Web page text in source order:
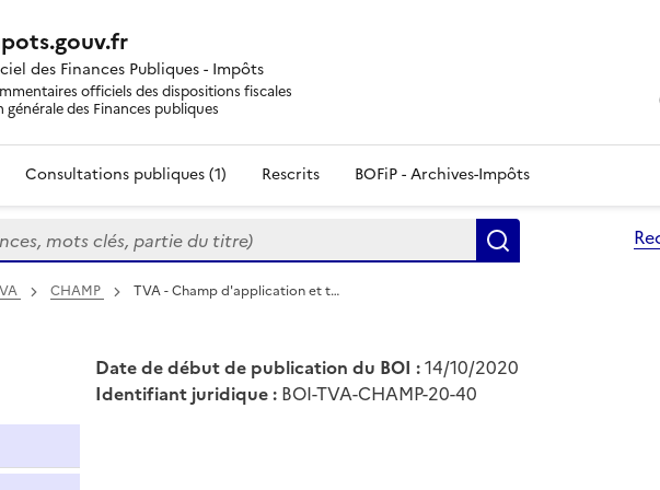
des Finances Publiques - Impôts
officiels des dispositions fiscales
générale des Finances publiques
Consultations publiques (1) Rescrits BOFiP - Archives-Impôts
mots clés, partie du titre)
CHAMP TVA - Champ d'application et t…
Date de début de publication du BOI :14/10/2020
Identifiant juridique : BOI-TVA-CHAMP-20-40